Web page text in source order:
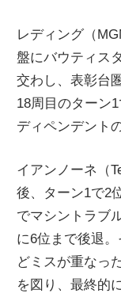
レディング（
盤にバウティス
交わし、表彰台
18周目のターン
ディペンデント
イアンノーネ（
後、ターン1で2
でマシントラブ
に6位まで後退
どミスが重なっ
を図り、最終的